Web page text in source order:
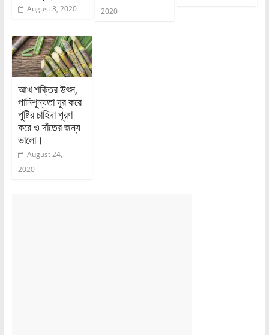
August 8, 2020
2020
আখ শক্তির উৎস,
পানিশূন্যতা দূর করে
পুষ্টির চাহিদা পূরণ
করে ও দাঁতের জন্য
ভালো।
August 24,
2020